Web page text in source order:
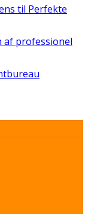
til Perfekte
af professionel